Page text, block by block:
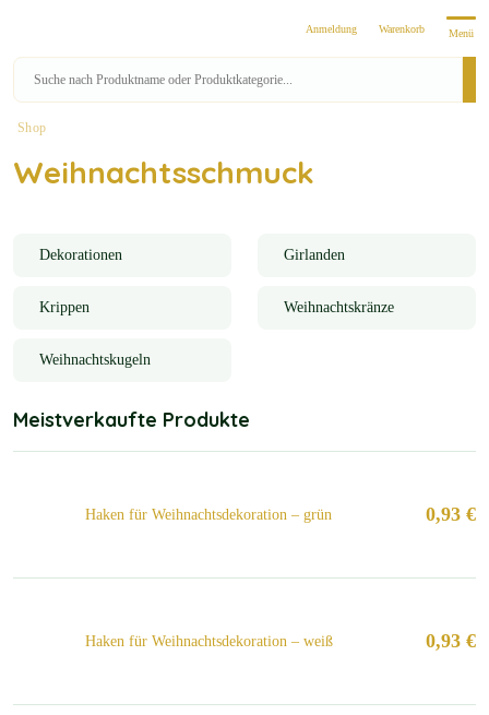
Anmeldung Warenkorb Menü
Shop
Weihnachtsschmuck
Dekorationen Girlanden
Krippen Weihnachtskränze
Weihnachtskugeln
Meistverkaufte Produkte
Haken für Weihnachtsdekoration – grün 0,93 €
Haken für Weihnachtsdekoration – weiß 0,93 €